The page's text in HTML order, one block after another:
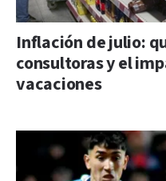
Inflación de julio:
consultoras y el
vacaciones